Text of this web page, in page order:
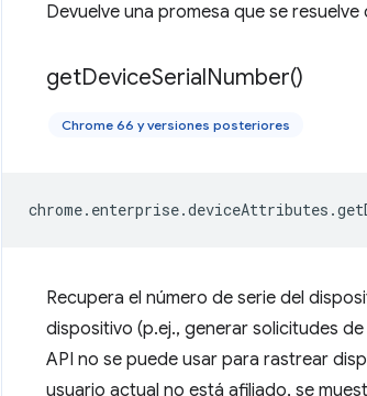
Devuelve una promesa que se
getDeviceSerialNumber()
Chrome 66 y versiones posteriores
chrome. enterprise.deviceAttributes .
Recupera el número de serie del
dispositivo (p.ej., generar solicitudes
API no se puede usar para rastrear
usuario actual no está afiliado, se